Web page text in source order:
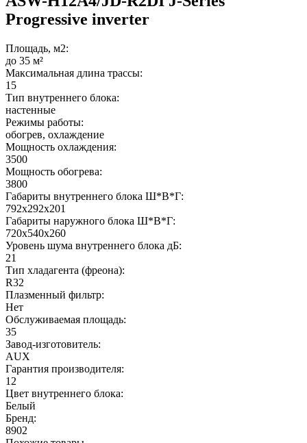
Progressive inverter
Площадь, м2:
до 35 м²
Максимальная длина трассы:
15
Тип внутреннего блока:
настенные
Режимы работы:
обогрев, охлаждение
Мощность охлаждения:
3500
Мощность обогрева:
3800
Габариты внутреннего блока Ш*В*Г:
792x292x201
Габариты наружного блока Ш*В*Г:
720x540x260
Уровень шума внутреннего блока дБ:
21
Тип хладагента (фреона):
R32
Плазменный фильтр:
Нет
Обслуживаемая площадь:
35
Завод-изготовитель:
AUX
Гарантия производителя:
12
Цвет внутреннего блока:
Белый
Бренд:
8902